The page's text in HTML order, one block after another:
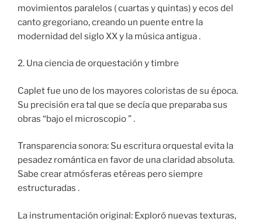
movimientos paralelos ( cuartas y quintas) y ecos del
canto gregoriano, creando un puente entre la
modernidad del siglo XX y la música antigua .
2. Una ciencia de orquestación y timbre
Caplet fue uno de los mayores coloristas de su época.
Su precisión era tal que se decía que preparaba sus
obras “bajo el microscopio ” .
Transparencia sonora: Su escritura orquestal evita la
pesadez romántica en favor de una claridad absoluta.
Sabe crear atmósferas etéreas pero siempre
estructuradas .
La instrumentación original: Exploró nuevas texturas,